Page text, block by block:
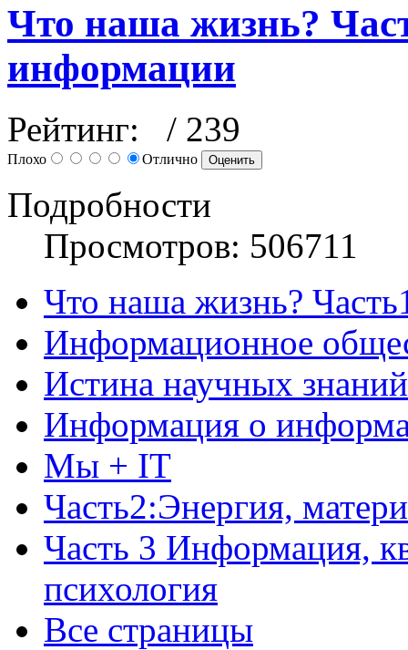
Что наша жизнь?
информации
Рейтинг: / 239
Плохо Отлично
Подробности
Просмотров: 506711
Что наша жизнь?
Информационное
Истина научных знаний
Информация о
Мы + IT
Часть2:Энергия,
Часть 3 Информация,
психология
Все страницы